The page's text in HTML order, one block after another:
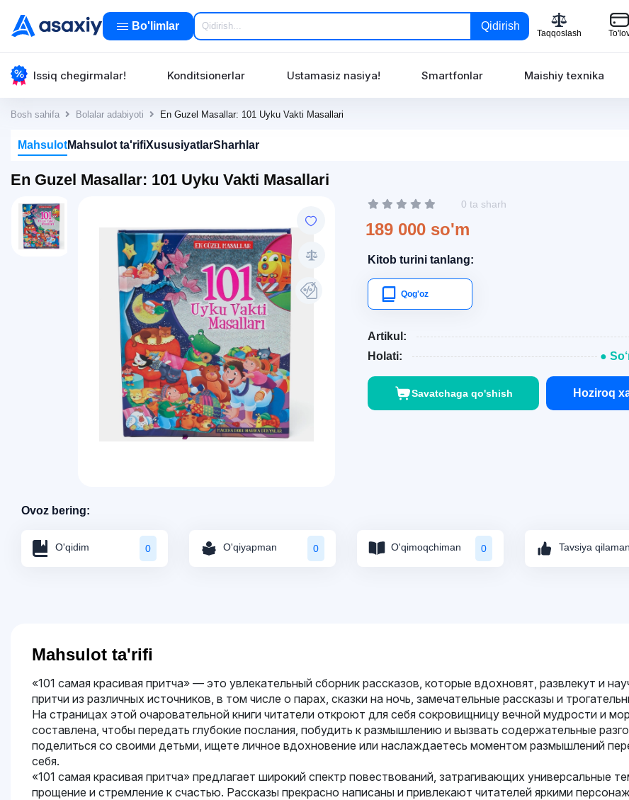
Bo'limlar Qidirish
Taqqoslash
Issiq chegirmalar! Konditsionerlar Ustamasiz nasiya! Smartfonlar Maishiy texnika
Bosh sahifa Bolalar adabiyoti En Guzel Masallar: 101 Uyku Vakti Masallari
MahsulotMahsulot ta'rifiXususiyatlarSharhlar
En Guzel Masallar: 101 Uyku Vakti Masallari
0 ta sharh
189 000 so'm
Kitob turini tanlang:
Qog'oz
Artikul:
Holati: ●
Savatchaga qo'shish Hoziroq
Ovoz bering:
O'qidim 0 O'qiyapman 0 O'qimoqchiman 0 Tavsiya qilaman
Mahsulot ta'rifi
«101 самая красивая притча» — это увлекательный сборник рассказов, которые вдохновят, развлекут и
притчи из различных источников, в том числе о парах, сказки на ночь, замечательные рассказы и
На страницах этой очаровательной книги читатели откроют для себя сокровищницу вечной мудрости и
составлена, чтобы передать глубокие послания, побудить к размышлению и вызвать содержательные
поделиться со своими детьми, ищете личное вдохновение или наслаждаетесь моментом размышлений
себя.
«101 самая красивая притча» предлагает широкий спектр повествований, затрагивающих универсальные
прощение и стремление к счастью. Рассказы прекрасно написаны и привлекают читателей яркими